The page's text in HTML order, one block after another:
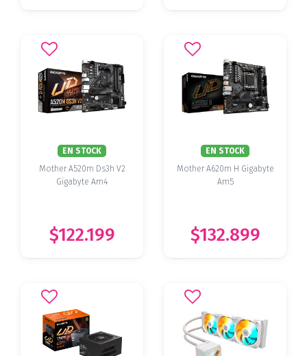
EN STOCK
Mother A520m Ds3h V2
Gigabyte Am4
$122.199
EN STOCK
Mother A620m H Gigabyte
Am5
$132.899